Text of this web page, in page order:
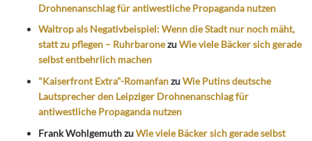
Drohnenanschlag für antiwestliche Propaganda nutzen
Waltrop als Negativbeispiel: Wenn die Stadt nur noch mäht,
statt zu pflegen – RuhrbaronezuWie viele Bäcker sich gerade
selbst entbehrlich machen
"Kaiserfront Extra"-RomanfanzuWie Putins deutsche
Lautsprecher den Leipziger Drohnenanschlag für
antiwestliche Propaganda nutzen
Frank WohlgemuthzuWie viele Bäcker sich gerade selbst